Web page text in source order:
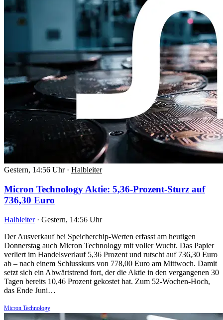
Gestern, 14:56 Uhr · Halbleiter
Micron Technology Aktie: 5,36-Prozent-Sturz auf
736,30 Euro
Halbleiter · Gestern, 14:56 Uhr
Der Ausverkauf bei Speicherchip-Werten erfasst am heutigen
Donnerstag auch Micron Technology mit voller Wucht. Das Papier
verliert im Handelsverlauf 5,36 Prozent und rutscht auf 736,30 Euro
ab – nach einem Schlusskurs von 778,00 Euro am Mittwoch. Damit
setzt sich ein Abwärtstrend fort, der die Aktie in den vergangenen 30
Tagen bereits 10,46 Prozent gekostet hat. Zum 52-Wochen-Hoch,
das Ende Juni…
Micron Technology